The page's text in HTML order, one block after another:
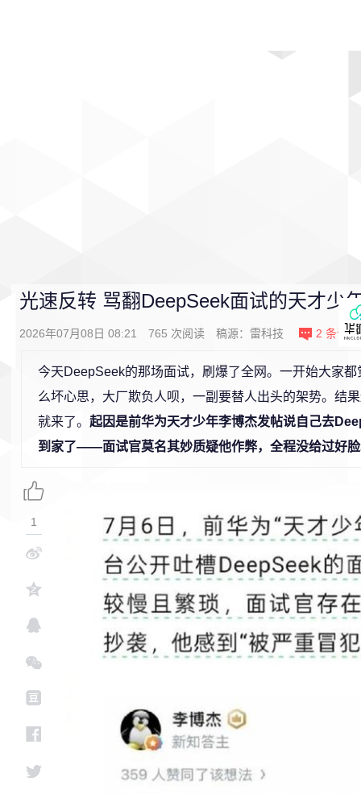
光速反转 骂翻DeepSeek面试的天才少
2026年07月08日 08:21 765 次阅读 稿源： 雷科技 2 条评论
今天DeepSeek的那场面试，刷爆了全网。一开始大家
么坏心思，大厂欺负人呗，一副要替人出头的架势。结
就来了。 起因是前华为天才少年李博杰发帖说自己去
到家了——面试官莫名其妙质疑他作弊，全程没给过好
1